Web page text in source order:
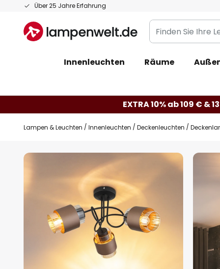
Über 25 Jahre Erfahrung
Zum
springen
Finden
Sie
Leuchte...
Innenleuchten Räume
EXTRA 10% ab 109 € &
Lampen & Leuchten Innenleuchten Deckenleuchten
Zum
Bildgalerie
springen